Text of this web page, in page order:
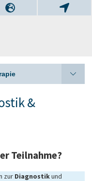
&
Teilnahme?
zur Diagnostikund